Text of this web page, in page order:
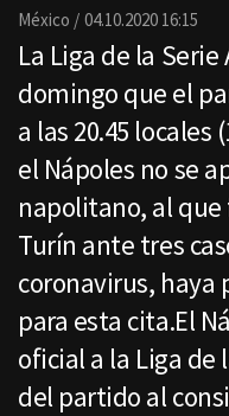
México 04.10.2020 16:15
La Liga de la
domingo que el
a las 20.45 locales
el Nápoles no se
napolitano, al
Turín ante tres
coronavirus, haya
para esta cita.El
oficial a la Liga de
del partido al